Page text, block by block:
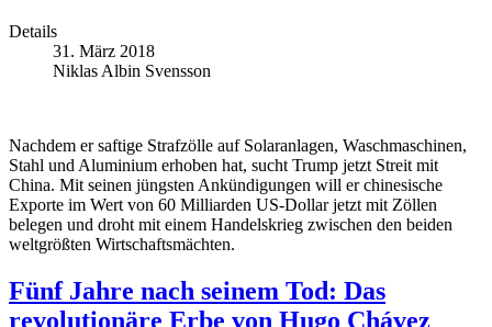
Details
31. März 2018
Niklas Albin Svensson
Nachdem er saftige Strafzölle auf Solaranlagen, Waschmaschinen,
Stahl und Aluminium erhoben hat, sucht Trump jetzt Streit mit
China. Mit seinen jüngsten Ankündigungen will er chinesische
Exporte im Wert von 60 Milliarden US-Dollar jetzt mit Zöllen
belegen und droht mit einem Handelskrieg zwischen den beiden
weltgrößten Wirtschaftsmächten.
Fünf Jahre nach seinem Tod: Das
revolutionäre Erbe von Hugo Chávez